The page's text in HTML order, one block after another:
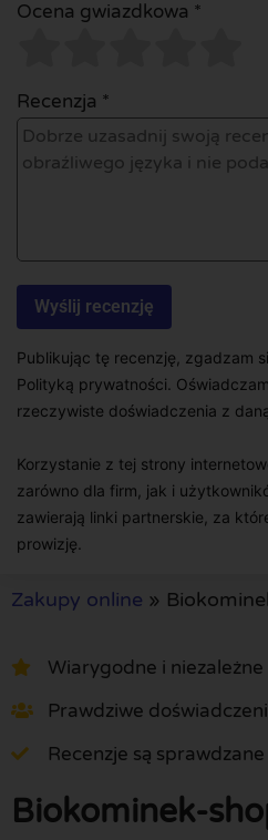
Ocena gwiazdkowa *
Recenzja *
Publikując tę recenzję, zgadzam
Polityką prywatności.
rzeczywiste doświadczenia z
Korzystanie z tej strony
zarówno dla firm, jak i
zawierają linki partnerskie, za
prowizję.
Zakupy online »
Wiarygodne i
Prawdziwe
Recenzje są
Biokominek-